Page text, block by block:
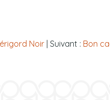
Noir| Suivant : Bon